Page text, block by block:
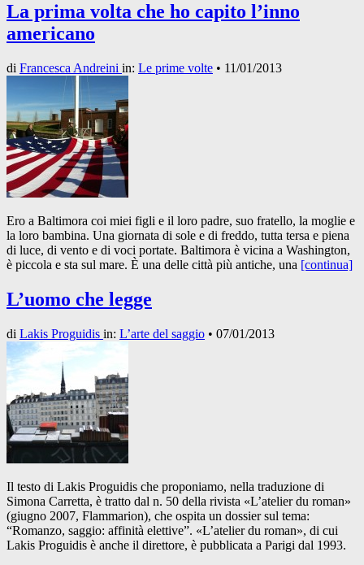
La prima volta che ho capito l’inno
americano
di Francesca Andreini in: Le prime volte • 11/01/2013
Ero a Baltimora coi miei figli e il loro padre, suo fratello, la moglie e
la loro bambina. Una giornata di sole e di freddo, tutta tersa e piena
di luce, di vento e di voci portate. Baltimora è vicina a Washington,
è piccola e sta sul mare. È una delle città più antiche, una [continua]
L’uomo che legge
di Lakis Proguidis in: L’arte del saggio • 07/01/2013
Il testo di Lakis Proguidis che proponiamo, nella traduzione di
Simona Carretta, è tratto dal n. 50 della rivista «L’atelier du roman»
(giugno 2007, Flammarion), che ospita un dossier sul tema:
“Romanzo, saggio: affinità elettive”. «L’atelier du roman», di cui
Lakis Proguidis è anche il direttore, è pubblicata a Parigi dal 1993.